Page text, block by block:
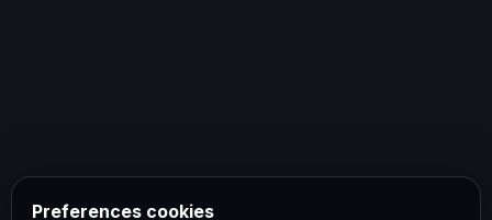
Preferences cookies